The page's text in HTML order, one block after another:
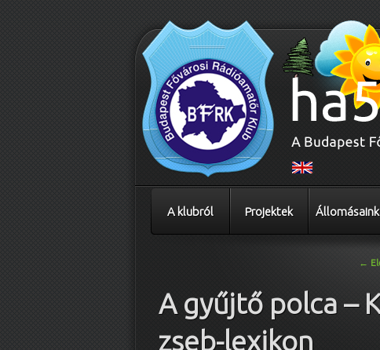
A klubról Projektek Állomásaink
←
A gyűjtő polca –
zseb-lexikon